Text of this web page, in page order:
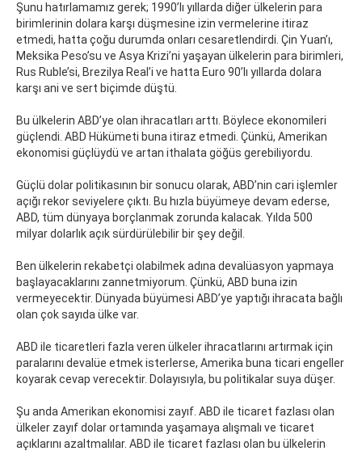
Şunu hatırlamamız gerek; 1990’lı yıllarda diğer ülkelerin para
birimlerinin dolara karşı düşmesine izin vermelerine itiraz
etmedi, hatta çoğu durumda onları cesaretlendirdi. Çin Yuan’ı,
Meksika Peso’su ve Asya Krizi’ni yaşayan ülkelerin para birimleri,
Rus Ruble’si, Brezilya Real’i ve hatta Euro 90’lı yıllarda dolara
karşı ani ve sert biçimde düştü.
Bu ülkelerin ABD’ye olan ihracatları arttı. Böylece ekonomileri
güçlendi. ABD Hükümeti buna itiraz etmedi. Çünkü, Amerikan
ekonomisi güçlüydü ve artan ithalata göğüs gerebiliyordu.
Güçlü dolar politikasının bir sonucu olarak, ABD’nin cari işlemler
açığı rekor seviyelere çıktı. Bu hızla büyümeye devam ederse,
ABD, tüm dünyaya borçlanmak zorunda kalacak. Yılda 500
milyar dolarlık açık sürdürülebilir bir şey değil.
Ben ülkelerin rekabetçi olabilmek adına devalüasyon yapmaya
başlayacaklarını zannetmiyorum. Çünkü, ABD buna izin
vermeyecektir. Dünyada büyümesi ABD’ye yaptığı ihracata bağlı
olan çok sayıda ülke var.
ABD ile ticaretleri fazla veren ülkeler ihracatlarını artırmak için
paralarını devalüe etmek isterlerse, Amerika buna ticari engeller
koyarak cevap verecektir. Dolayısıyla, bu politikalar suya düşer.
Şu anda Amerikan ekonomisi zayıf. ABD ile ticaret fazlası olan
ülkeler zayıf dolar ortamında yaşamaya alışmalı ve ticaret
açıklarını azaltmalılar. ABD ile ticaret fazlası olan bu ülkelerin